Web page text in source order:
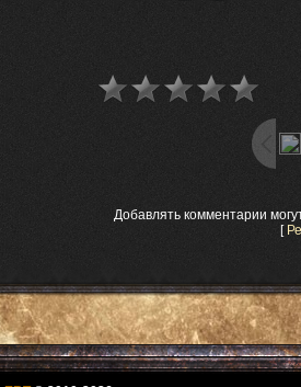
Добавлять комментарии
[